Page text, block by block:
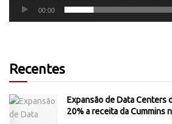
00:00
Recentes
Expansão de Data Centers
20% a receita da Cummins